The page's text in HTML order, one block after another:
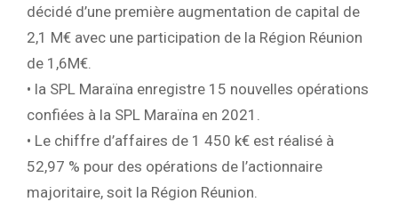
décidé d’une première augmentation de capital de
2,1 M€ avec une participation de la Région Réunion
de 1,6M€.
• la SPL Maraïna enregistre 15 nouvelles opérations
confiées à la SPL Maraïna en 2021.
• Le chiffre d’affaires de 1 450 k€ est réalisé à
52,97 % pour des opérations de l’actionnaire
majoritaire, soit la Région Réunion.